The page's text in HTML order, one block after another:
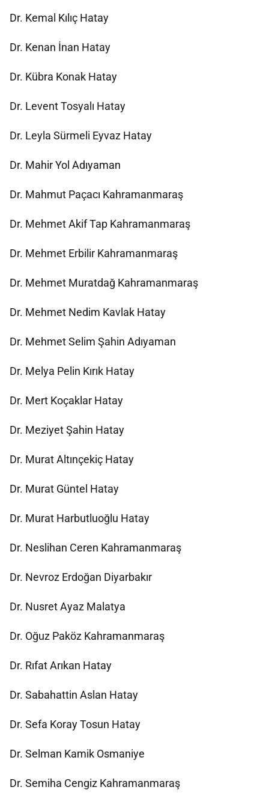
Dr. Kemal Kılıç Hatay
Dr. Kenan İnan Hatay
Dr. Kübra Konak Hatay
Dr. Levent Tosyalı Hatay
Dr. Leyla Sürmeli Eyvaz Hatay
Dr. Mahir Yol Adıyaman
Dr. Mahmut Paçacı Kahramanmaraş
Dr. Mehmet Akif Tap Kahramanmaraş
Dr. Mehmet Erbilir Kahramanmaraş
Dr. Mehmet Muratdağ Kahramanmaraş
Dr. Mehmet Nedim Kavlak Hatay
Dr. Mehmet Selim Şahin Adıyaman
Dr. Melya Pelin Kırık Hatay
Dr. Mert Koçaklar Hatay
Dr. Meziyet Şahin Hatay
Dr. Murat Altınçekiç Hatay
Dr. Murat Güntel Hatay
Dr. Murat Harbutluoğlu Hatay
Dr. Neslihan Ceren Kahramanmaraş
Dr. Nevroz Erdoğan Diyarbakır
Dr. Nusret Ayaz Malatya
Dr. Oğuz Paköz Kahramanmaraş
Dr. Rıfat Arıkan Hatay
Dr. Sabahattin Aslan Hatay
Dr. Sefa Koray Tosun Hatay
Dr. Selman Kamik Osmaniye
Dr. Semiha Cengiz Kahramanmaraş